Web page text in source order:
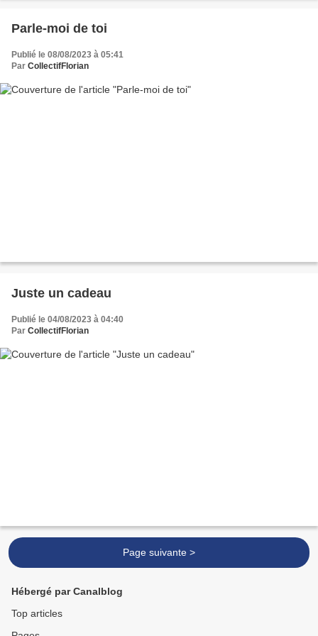
Parle-moi de toi
Publié le 08/08/2023 à 05:41
Par CollectifFlorian
Juste un cadeau
Publié le 04/08/2023 à 04:40
Par CollectifFlorian
Page suivante >
Hébergé par Canalblog
Top articles